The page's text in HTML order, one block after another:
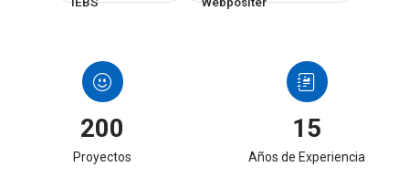
200
Proyectos
15
Años de Experiencia